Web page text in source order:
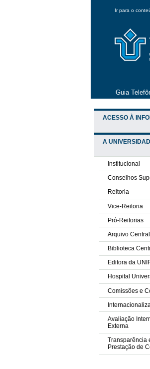
Ir para o
Guia
ACESSO À
A
Institucional
Conselhos
Reitoria
Vice-Reitoria
Pró-Reitorias
Arquivo Central
Biblioteca
Editora da
Hospital
Comissões e
Avaliação
Externa
Transparência
Prestação de